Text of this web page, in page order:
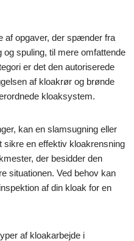
af opgaver, der spænder fra
spuling, til mere omfattende
er det den autoriserede
af kloakrør og brønde
kloaksystem.
kan en slamsugning eller
en effektiv kloakrensning
der besidder den
situationen. Ved behov kan
af din kloak for en
af kloakarbejde i